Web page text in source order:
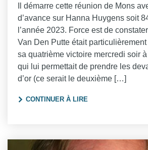
Il démarre cette réunion de Mons
d’avance sur Hanna Huygens soit
l’année 2023. Force est de
Van Den Putte était
sa quatrième victoire mercredi soir
qui lui permettait de prendre les
d’or (ce serait le deuxième […]
CONTINUER À LIRE